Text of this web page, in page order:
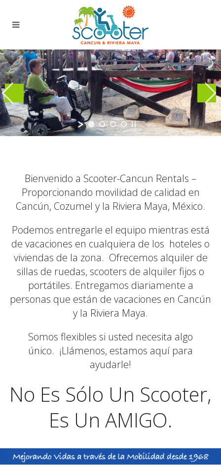
Bienvenido a Scooter-Cancun Rentals –
Proporcionando movilidad de calidad en
Cancún, Cozumel y la Riviera Maya, México.
Podemos entregarle el equipo mientras está
de vacaciones en cualquiera de los hoteles o
viviendas de la zona. Ofrecemos alquiler de
sillas de ruedas, scooters de alquiler fijos o
portátiles. Entregamos diariamente a
personas que están de vacaciones en Cancún
y la Riviera Maya.
Somos flexibles si usted necesita algo
único. ¡Llámenos, estamos aquí para
ayudarle!
No Es Sólo Un Scooter,
Es Un AMIGO.